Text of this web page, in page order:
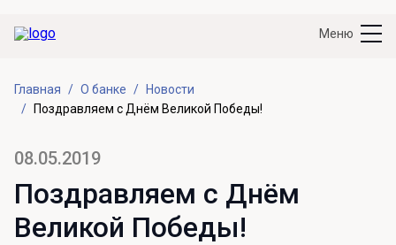
Меню
Главная О банке
Новости
Поздравляем с Днём Великой Победы!
08.05.2019
Поздравляем с Днём
Великой Победы!